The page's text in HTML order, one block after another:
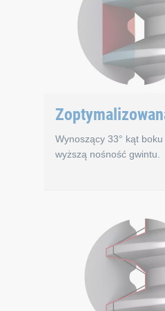
Wynoszący 33° kąt
wyższą nośność gwintu.
Wynoszący 33°,
Niski wskaźnik